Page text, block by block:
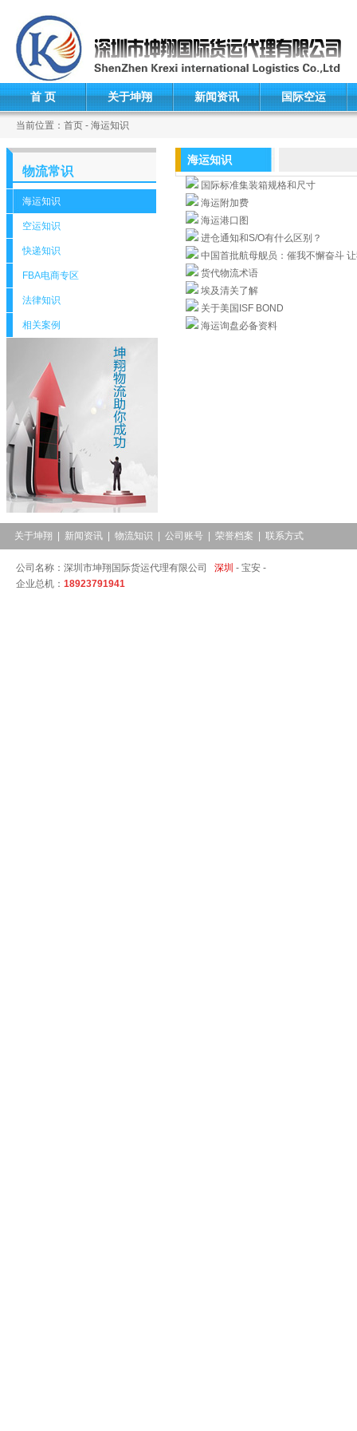
首 页 关于坤翔 新闻资讯 国际空运
当前位置：首页 - 海运知识
物流常识
海运知识
空运知识
快递知识
FBA电商专区
法律知识
相关案例
海运知识
国际标准集装箱规格和尺寸
海运附加费
海运港口图
进仓通知和S/O有什么区别？
中国首批航母舰员：催我不懈奋斗
货代物流术语
埃及清关了解
关于美国ISF BOND
海运询盘必备资料
关于坤翔 新闻资讯 物流知识 公司账号 荣誉档案 联系方式
公司名称：深圳市坤翔国际货运代理有限公司 深圳 - 宝安 -
企业总机： 18923791941